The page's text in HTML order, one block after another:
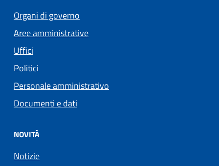
Organi di governo
Aree amministrative
Uffici
Politici
Personale amministrativo
Documenti e dati
NOVITÀ
Notizie